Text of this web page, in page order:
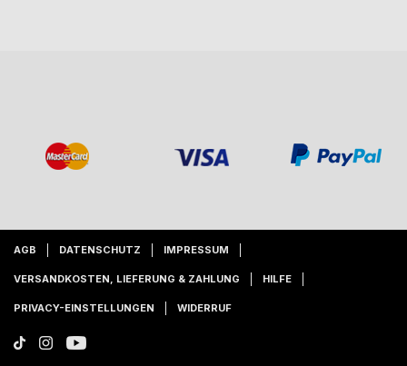
AGB DATENSCHUTZ IMPRESSUM
VERSANDKOSTEN, LIEFERUNG & ZAHLUNG HILFE
PRIVACY-EINSTELLUNGEN WIDERRUF